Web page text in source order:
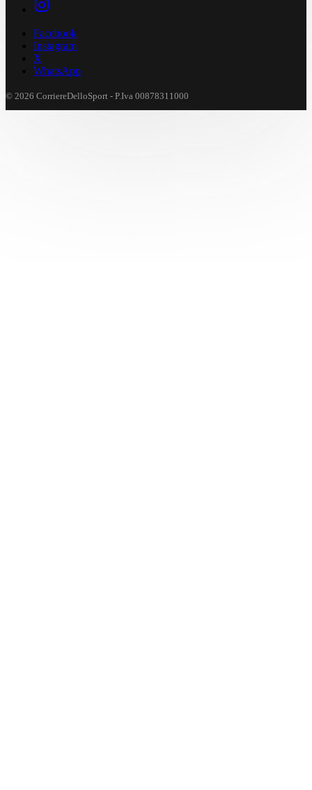
Facebook
Instagram
X
WhatsApp
© 2026 CorriereDelloSport - P.Iva 00878311000